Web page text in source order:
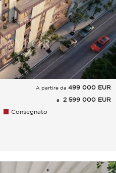
A partire da 499 000 EUR
a
2 599 000 EUR
Consegnato